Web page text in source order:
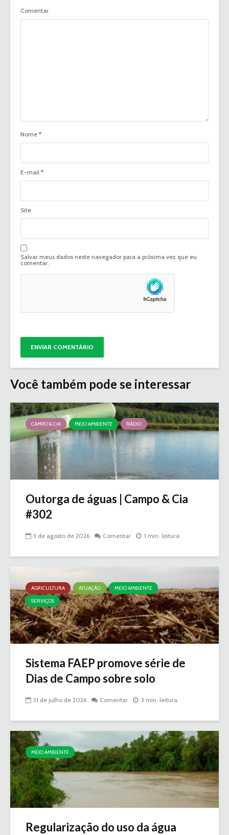
Comentar
Nome *
E-mail *
Site
Salvar meus dados neste navegador para a próxima vez que eu
comentar.
Você também pode se interessar
CAMPO & CIA MEIO AMBIENTE RÁDIO
Outorga de águas | Campo & Cia
#302
3 de agosto de 2026 Comentar 1 min. leitura
AGRICULTURA ATUAÇÃO
MEIO AMBIENTE
SERVIÇOS
Sistema FAEP promove série de
Dias de Campo sobre solo
31 de julho de 2026 Comentar 3 min. leitura
MEIO AMBIENTE
Regularização do uso da água